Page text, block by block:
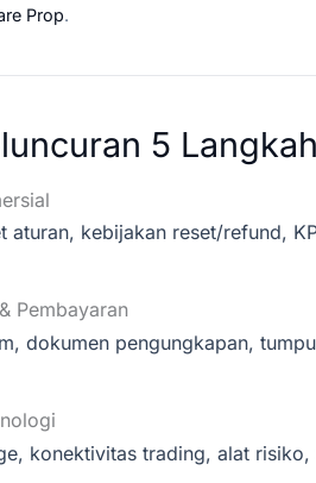
Prop.
5 Langkah
aturan, kebijakan reset/refund,
Pembayaran
dokumen pengungkapan,
konektivitas trading, alat risiko,